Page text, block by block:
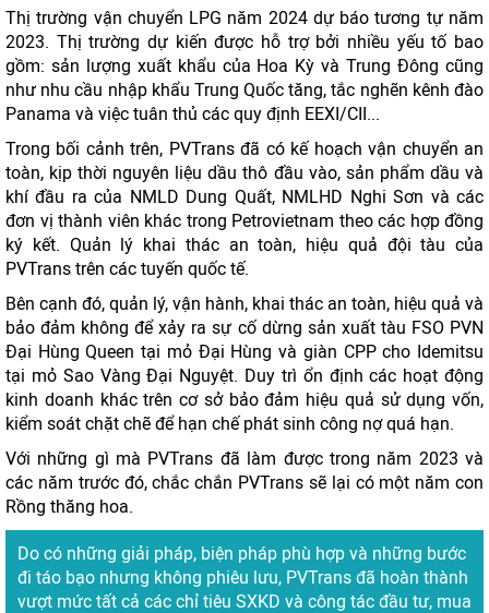
Thị trường vận chuyển LPG năm 2024 dự báo tương tự năm
2023. Thị trường dự kiến được hỗ trợ bởi nhiều yếu tố bao
gồm: sản lượng xuất khẩu của Hoa Kỳ và Trung Đông cũng
như nhu cầu nhập khẩu Trung Quốc tăng, tắc nghẽn kênh đào
Panama và việc tuân thủ các quy định EEXI/CII...
Trong bối cảnh trên, PVTrans đã có kế hoạch vận chuyển an
toàn, kịp thời nguyên liệu dầu thô đầu vào, sản phẩm dầu và
khí đầu ra của NMLD Dung Quất, NMLHD Nghi Sơn và các
đơn vị thành viên khác trong Petrovietnam theo các hợp đồng
ký kết. Quản lý khai thác an toàn, hiệu quả đội tàu của
PVTrans trên các tuyến quốc tế.
Bên cạnh đó, quản lý, vận hành, khai thác an toàn, hiệu quả và
bảo đảm không để xảy ra sự cố dừng sản xuất tàu FSO PVN
Đại Hùng Queen tại mỏ Đại Hùng và giàn CPP cho Idemitsu
tại mỏ Sao Vàng Đại Nguyệt. Duy trì ổn định các hoạt động
kinh doanh khác trên cơ sở bảo đảm hiệu quả sử dụng vốn,
kiểm soát chặt chẽ để hạn chế phát sinh công nợ quá hạn.
Với những gì mà PVTrans đã làm được trong năm 2023 và
các năm trước đó, chắc chắn PVTrans sẽ lại có một năm con
Rồng thăng hoa.
Do có những giải pháp, biện pháp phù hợp và những bước
đi táo bạo nhưng không phiêu lưu, PVTrans đã hoàn thành
vượt mức tất cả các chỉ tiêu SXKD và công tác đầu tư, mua